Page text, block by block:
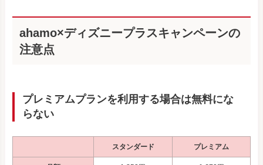
ahamo×ディズニープラスキャンペーンの
注意点
プレミアムプランを利用する場合は無料にな
らない
スタンダード プレミアム